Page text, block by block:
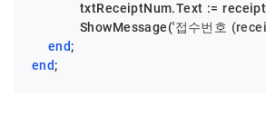
txtReceiptNum.Text :=
            ShowMessage(
'접수번호
end
end;